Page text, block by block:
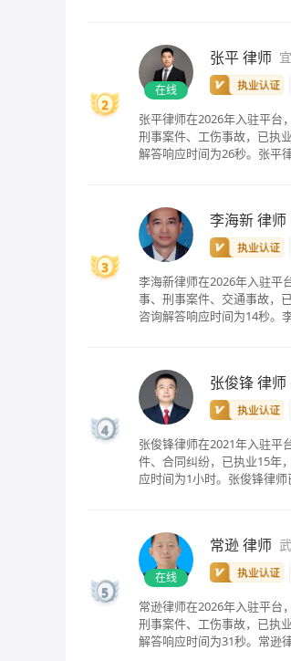
2
在线
张平律师
张平律师在2026年入驻平台
刑事案件、工伤事故，已执
解答响应时间为26秒。张平
3
李海新律师
李海新律师在2026年入驻平
事、刑事案件、交通事故，
咨询解答响应时间为14秒。
4
张俊锋律师
张俊锋律师在2021年入驻平
件、合同纠纷，已执业15年
应时间为1小时。张俊锋律师
5
在线
常逊律师
常逊律师在2026年入驻平台
刑事案件、工伤事故，已执
解答响应时间为31秒。常逊